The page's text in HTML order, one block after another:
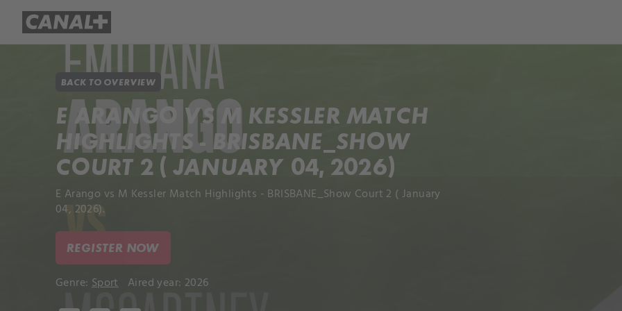
BACK TO OVERVIEW
E ARANGO VS M KESSLER MATCH
HIGHLIGHTS - BRISBANE_SHOW
COURT 2 ( JANUARY 04, 2026)
E Arango vs M Kessler Match Highlights - BRISBANE_Show Court 2 ( January
04, 2026).
REGISTER NOW
Genre: Sport Aired year: 2026